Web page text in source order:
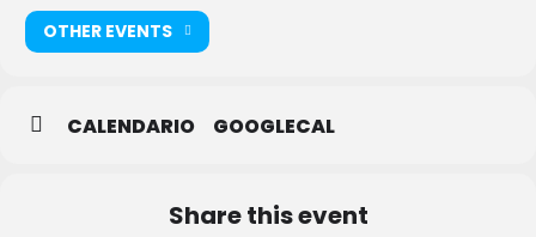
OTHER EVENTS
CALENDARIO GOOGLECAL
Share this event